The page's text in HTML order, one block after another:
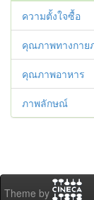
ความตั้งใจซื้อ
คุณภาพทางกาย
คุณภาพอาหาร
ภาพลักษณ์
Theme by